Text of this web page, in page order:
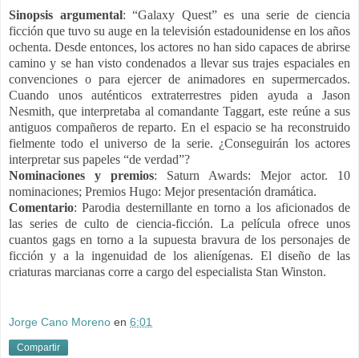
Sinopsis argumental: “Galaxy Quest” es una serie de ciencia
ficción que tuvo su auge en la televisión estadounidense en los años
ochenta. Desde entonces, los actores no han sido capaces de abrirse
camino y se han visto condenados a llevar sus trajes espaciales en
convenciones o para ejercer de animadores en supermercados.
Cuando unos auténticos extraterrestres piden ayuda a Jason
Nesmith, que interpretaba al comandante Taggart, este reúne a sus
antiguos compañeros de reparto. En el espacio se ha reconstruido
fielmente todo el universo de la serie. ¿Conseguirán los actores
interpretar sus papeles “de verdad”?
Nominaciones y premios: Saturn Awards: Mejor actor. 10
nominaciones; Premios Hugo: Mejor presentación dramática.
Comentario:Parodia desternillante en torno a los aficionados de
las series de culto de ciencia-ficción. La película ofrece unos
cuantos gags en torno a la supuesta bravura de los personajes de
ficción y a la ingenuidad de los alienígenas. El diseño de las
criaturas marcianas corre a cargo del especialista Stan Winston.
Jorge Cano Moreno en 6:01
Compartir